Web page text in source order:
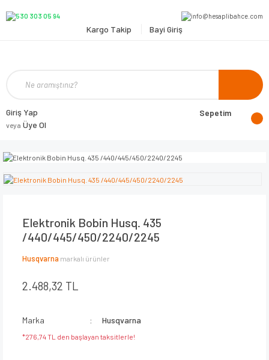
Kargo Takip Bayi Giriş
Giriş Yap
veya Üye Ol
Sepetim
Elektronik Bobin Husq. 435
/440/445/450/2240/2245
Husqvarna markalı ürünler
2.488,32 TL
Marka Husqvarna
*276,74 TL den başlayan taksitlerle!